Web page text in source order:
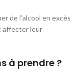
de l’alcool en excès
affecter leur
à prendre ?